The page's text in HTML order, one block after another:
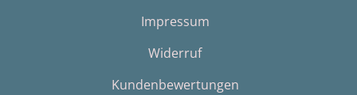
Impressum
Widerruf
Kundenbewertungen